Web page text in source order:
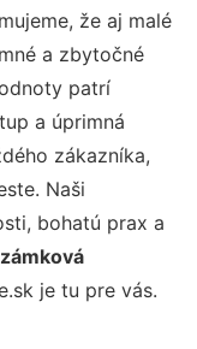
že aj malé
a zbytočné
patrí
a úprimná
zákazníka,
Naši
bohatú prax a
je tu pre vás.